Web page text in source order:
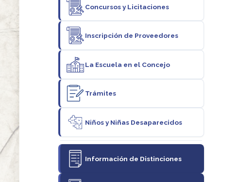
Concursos y Licitaciones
Inscripción de Proveedores
La Escuela en el Concejo
Trámites
Niños y Niñas Desaparecidos
Información de Distinciones